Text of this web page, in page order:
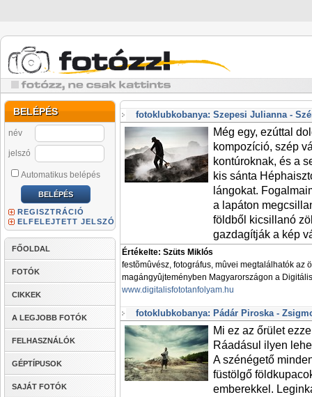
BELÉPÉS
név
jelszó
Automatikus belépés
REGISZTRÁCIÓ
ELFELEJTETT JELSZÓ
FŐOLDAL
FOTÓK
CIKKEK
A LEGJOBB FOTÓK
FELHASZNÁLÓK
GÉPTÍPUSOK
SAJÁT FOTÓK
fotoklubkobanya: Szepesi Julianna -
Még egy, ezúttal
kompozíció, szép
kontúroknak, és a
kis sánta
lángokat.
a lapáton
földből kicsillanó
gazdagítják a kép
Értékelte: Szüts Miklós
festõmûvész, fotográfus, mûvei megtalálhatók az
magángyûjteményben Magyarországon a
www.digitalisfototanfolyam.hu
fotoklubkobanya: Pádár Piroska -
Mi ez az őrület
Ráadásul ilyen
A szénégető
füstölgő
emberekkel.